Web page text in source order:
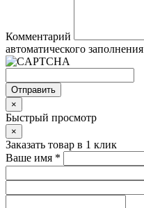
Комментарий
автоматического заполнения
Отправить
×
Быстрый просмотр
×
Заказать товар в 1 клик
Ваше имя *